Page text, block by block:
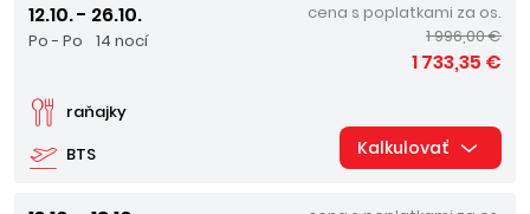
12.10. - 26.10.
Po - Po 14 nocí
BTS
raňajky
cena s poplatkami za os.
1 996,00 €
1 733,35 €
Kalkulovať